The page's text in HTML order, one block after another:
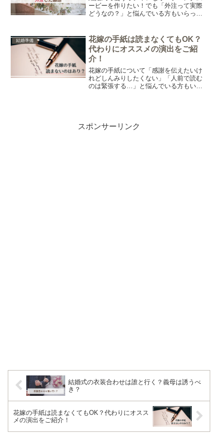
ービーを作りたい！でも「外注って実際
どうなの？」と悩んでいる方もいらっし
ープニングムービーの外注」について紹
介します。
結婚準備
花嫁の手紙は読まなくてもOK？
代わりにオススメの演出をご紹
介！
花嫁の手紙について「感謝を伝えたいけ
れどしんみりしたくない」「人前で読む
のは緊張する…」と悩んでいる方もいら
スポンサーリンク
結婚式の衣装合わせは誰と行く？義母は誘うべ
き？
花嫁の手紙は読まなくてもOK？代わりにオスス
メの演出をご紹介！